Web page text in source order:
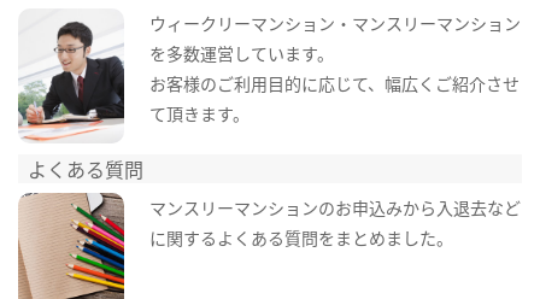
ウィークリーマンション・マンスリーマンション
を多数運営しています。
お客様のご利用目的に応じて、幅広くご紹介させ
て頂きます。
よくある質問
マンスリーマンションのお申込みから入退去など
に関するよくある質問をまとめました。